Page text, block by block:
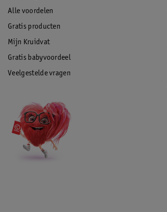
Alle voordelen
Gratis producten
Mijn Kruidvat
Gratis babyvoordeel
Veelgestelde vragen